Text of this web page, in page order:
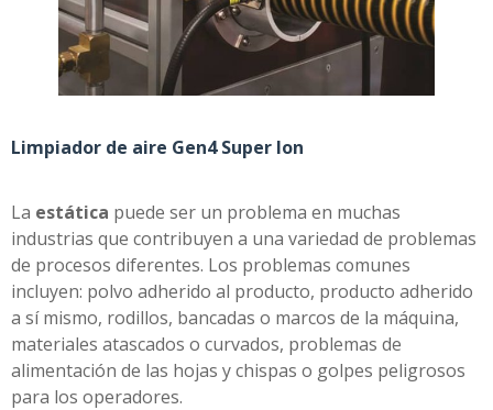
Limpiador de aire Gen4 Super Ion
La estática puede ser un problema en muchas
industrias que contribuyen a una variedad de problemas
de procesos diferentes. Los problemas comunes
incluyen: polvo adherido al producto, producto adherido
a sí mismo, rodillos, bancadas o marcos de la máquina,
materiales atascados o curvados, problemas de
alimentación de las hojas y chispas o golpes peligrosos
para los operadores.